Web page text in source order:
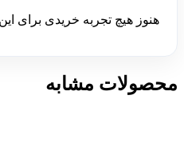
هنوز هیچ تجربه خریدی برای
محصولات مشابه